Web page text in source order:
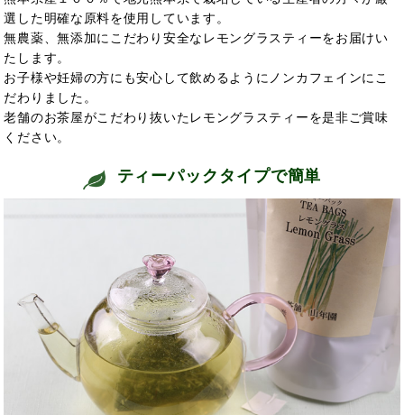
選した明確な原料を使用しています。
無農薬、無添加にこだわり安全なレモングラスティーをお届けい
たします。
お子様や妊婦の方にも安心して飲めるようにノンカフェインにこ
だわりました。
老舗のお茶屋がこだわり抜いたレモングラスティーを是非ご賞味
ください。
ティーパックタイプで簡単